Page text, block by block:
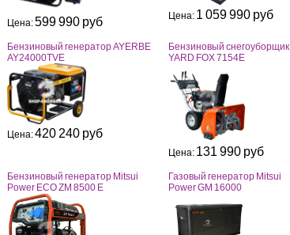
Цена:599 990 руб Цена: 1 059 990 руб
Бензиновый генератор AYERBE
AY24000TVE
Цена:420 240 руб
Бензиновый снегоуборщик
YARD FOX 7154E
Цена: 131 990 руб
Бензиновый генератор Mitsui
Power ECO ZM 8500 E
Газовый генератор Mitsui
Power GM 16000